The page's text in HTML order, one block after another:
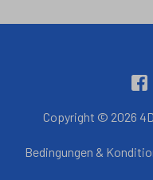
Copyright © 2026
Bedingungen &